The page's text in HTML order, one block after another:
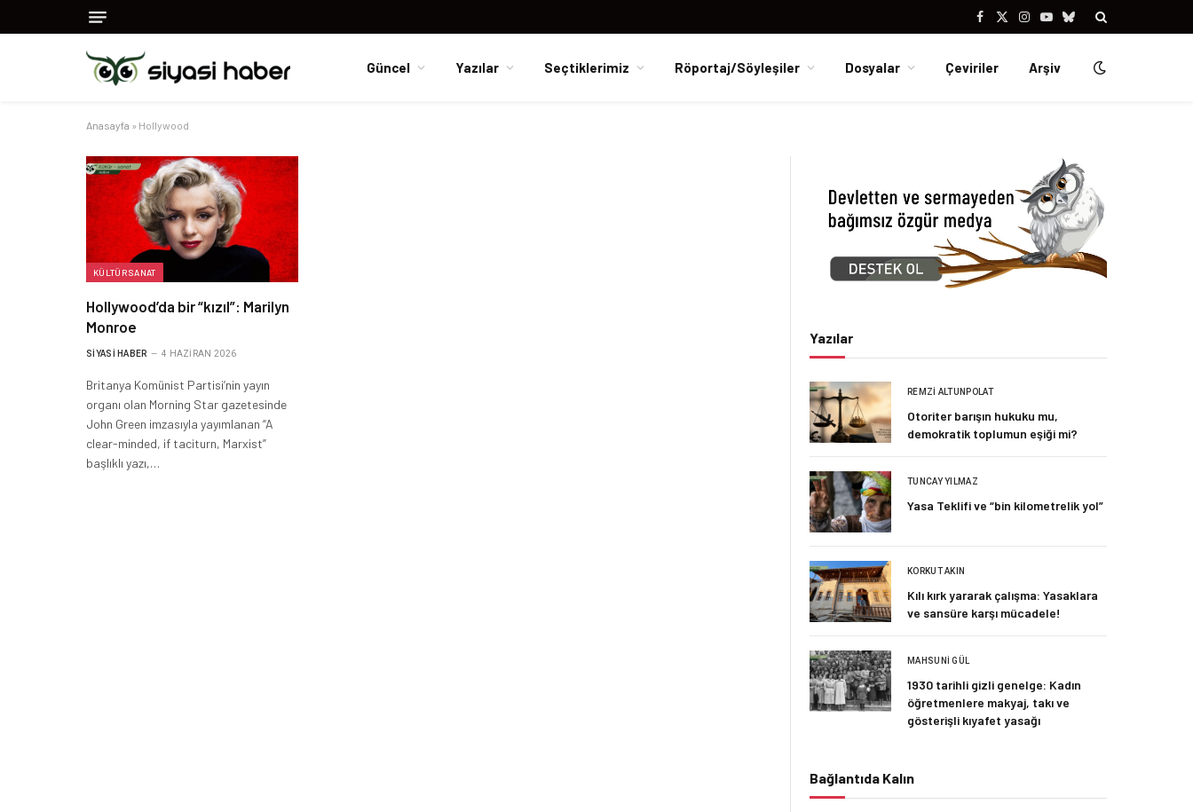
Facebook
X
Instagram
YouTubeBluesky
Güncel Yazılar Seçtiklerimiz Röportaj/Söyleşiler Dosyalar Çeviriler Arşiv
Anasayfa » Hollywood
KÜLTÜR SANAT
Hollywood’da bir “kızıl”: Marilyn
Monroe
SIYASI HABER 4 HAZIRAN 2026
Britanya Komünist Partisi’nin yayın
organı olan Morning Star gazetesinde
John Green imzasıyla yayımlanan “A
clear-minded, if taciturn, Marxist”
başlıklı yazı,…
Yazılar
REMZI ALTUNPOLAT
Otoriter barışın hukuku mu,
demokratik toplumun eşiği mi?
TUNCAY YILMAZ
Yasa Teklifi ve “bin kilometrelik yol”
KORKUT AKIN
Kılı kırk yararak çalışma: Yasaklara
ve sansüre karşı mücadele!
MAHSUNI GÜL
1930 tarihli gizli genelge: Kadın
öğretmenlere makyaj, takı ve
gösterişli kıyafet yasağı
Bağlantıda Kalın